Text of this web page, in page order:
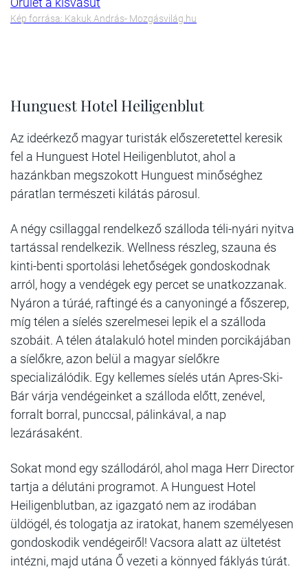
Kép forrása: Kakuk András- Mozgásvilág.hu
Hunguest Hotel Heiligenblut
Az ideérkező magyar turisták előszeretettel keresik
fel a Hunguest Hotel Heiligenblutot, ahol a
hazánkban megszokott Hunguest minőséghez
páratlan természeti kilátás párosul.
A négy csillaggal rendelkező szálloda téli-nyári nyitva
tartással rendelkezik. Wellness részleg, szauna és
kinti-benti sportolási lehetőségek gondoskodnak
arról, hogy a vendégek egy percet se unatkozzanak.
Nyáron a túráé, raftingé és a canyoningé a főszerep,
míg télen a síelés szerelmesei lepik el a szálloda
szobáit. A télen átalakuló hotel minden porcikájában
a síelőkre, azon belül a magyar síelőkre
specializálódik. Egy kellemes síelés után Apres-Ski-
Bár várja vendégeinket a szálloda előtt, zenével,
forralt borral, punccsal, pálinkával, a nap
lezárásaként.
Sokat mond egy szállodáról, ahol maga Herr Director
tartja a délutáni programot. A Hunguest Hotel
Heiligenblutban, az igazgató nem az irodában
üldögél, és tologatja az iratokat, hanem személyesen
gondoskodik vendégeiről! Vacsora alatt az ültetést
intézni, majd utána Ő vezeti a könnyed fáklyás túrát.